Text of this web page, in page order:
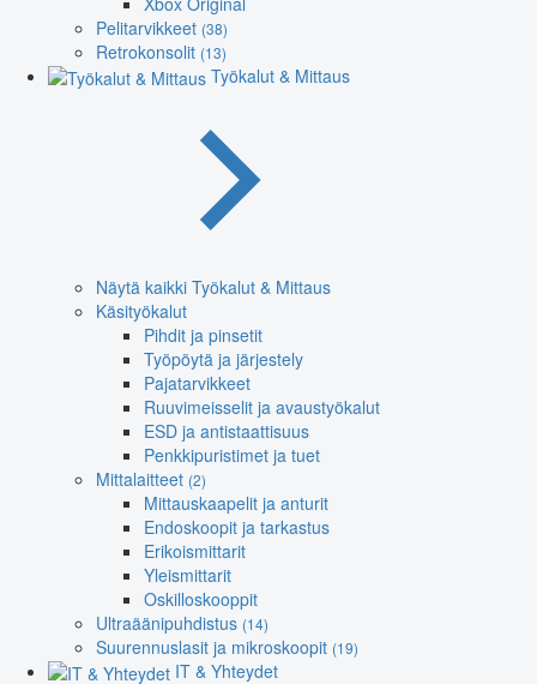
Pelitarvikkeet (38)
Retrokonsolit (13)
Työkalut & Mittaus
Näytä kaikki Työkalut & Mittaus
Käsityökalut
Pihdit ja pinsetit
Työpöytä ja järjestely
Pajatarvikkeet
Ruuvimeisselit ja avaustyökalut
ESD ja antistaattisuus
Penkkipuristimet ja tuet
Mittalaitteet (2)
Mittauskaapelit ja anturit
Endoskoopit ja tarkastus
Erikoismittarit
Yleismittarit
Oskilloskooppit
Ultraäänipuhdistus (14)
Suurennuslasit ja mikroskoopit (19)
IT & Yhteydet